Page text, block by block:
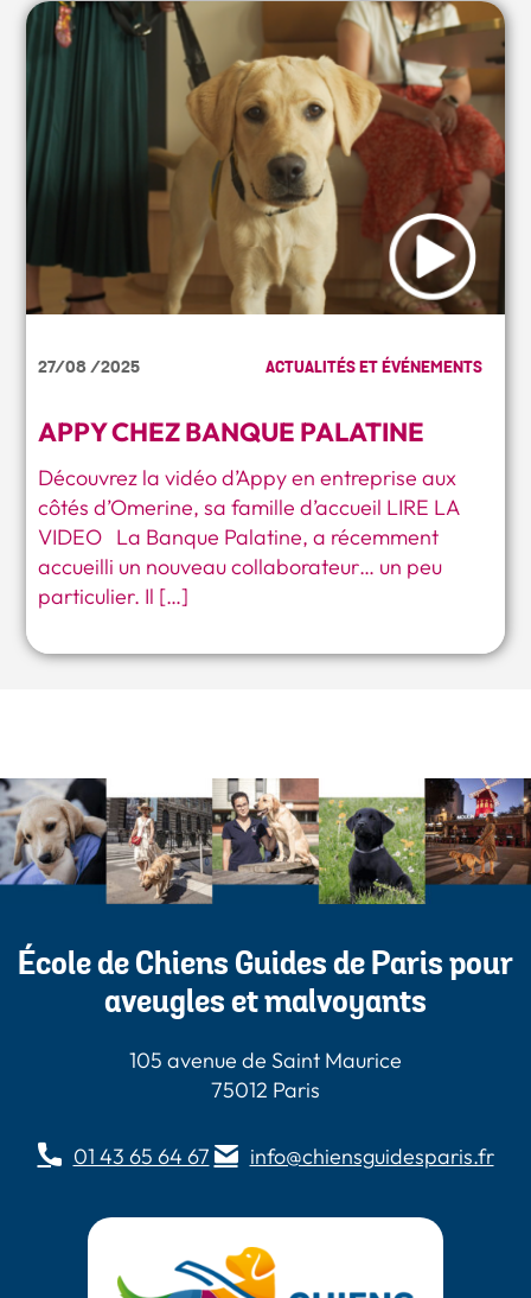
APPY CHEZ BANQUE PALATINE
Découvrez la vidéo d’Appy en entreprise aux
côtés d’Omerine, sa famille d’accueil LIRE LA
VIDEO La Banque Palatine, a récemment
accueilli un nouveau collaborateur… un peu
particulier. Il […]
27/08 /2025 ACTUALITÉS ET ÉVÉNEMENTS
École de Chiens Guides de Paris pour
aveugles et malvoyants
105 avenue de Saint Maurice
75012 Paris
01 43 65 64 67 info@chiensguidesparis.fr